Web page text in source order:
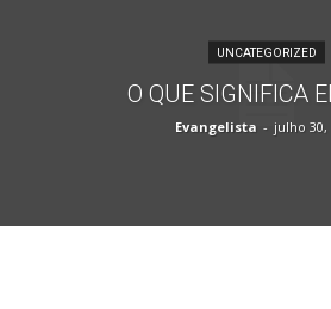
UNCATEGORIZED
O QUE SIGNIFICA
Evangelista - julho 30,